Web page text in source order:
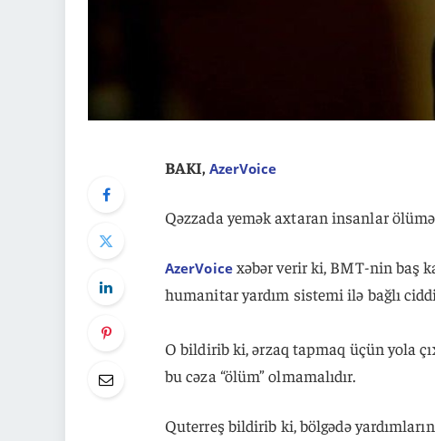
BAKI, AzerVoice
Qəzzada yemək axtaran insanlar
AzerVoicexəbər verir ki, BMT-nin baş
humanitar yardım sistemi ilə bağlı
O bildirib ki, ərzaq tapmaq üçün yola
bu cəza “ölüm” olmamalıdır.
Quterreş bildirib ki, bölgədə